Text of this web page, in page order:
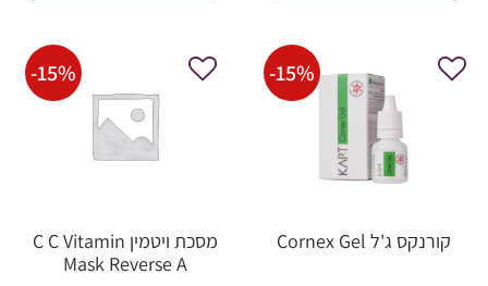
-15%
קורנקס ג'ל Cornex Gel
-15%
מסכת ויטמין C C Vitamin
Mask Reverse A